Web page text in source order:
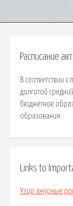
Расписание
В соответствии
долготой
бюджетное
образования.
Links to
Узор ажурные